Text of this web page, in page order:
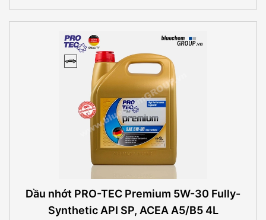
Dầu nhớt PRO-TEC Premium 5W-30 Fully-
Synthetic API SP, ACEA A5/B5 4L